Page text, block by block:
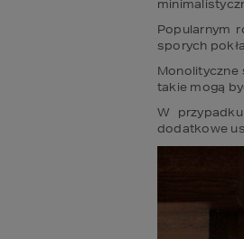
Popularnym
sporych
Monolityczne
takie mogą
W
dodatkowe